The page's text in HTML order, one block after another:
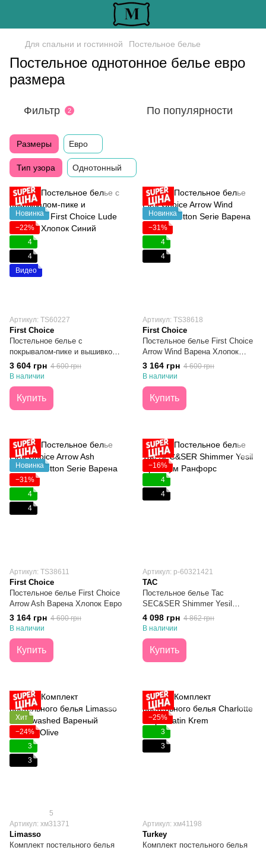
Для спальни и гостинной Постельное белье
Постельное однотонное белье евро
размера
Фильтр 2 По популярности
Размеры Евро
Тип узора Однотонный
Новинка
−22%
4
4
Видео
Артикул: ТS60227
First Choice
Постельное белье с
покрывалом-пике и вышивкой
First Choice Lude Варена
Хлопок Синий Евро
3 604 грн 4 600 грн
В наличии
Купить
Новинка
−31%
4
4
Артикул: ТS38618
First Choice
Постельное белье First Choice
Arrow Wind Варена Хлопок
Евро
3 164 грн 4 600 грн
В наличии
Купить
Новинка
−31%
4
4
Артикул: ТS38611
First Choice
Постельное белье First Choice
Arrow Ash Варена Хлопок Евро
3 164 грн 4 600 грн
В наличии
Купить
−16%
4
4
Артикул: p-60321421
TAC
Постельное белье Тас
SEC&SER Shimmer Yesil
Премиум Ранфорс Евро
4 098 грн 4 862 грн
В наличии
Купить
Хит
−24%
3
3
5
Артикул: хм31371
Limasso
Комплект постельного белья
−25%
3
3
Артикул: хм41198
Turkey
Комплект постельного белья